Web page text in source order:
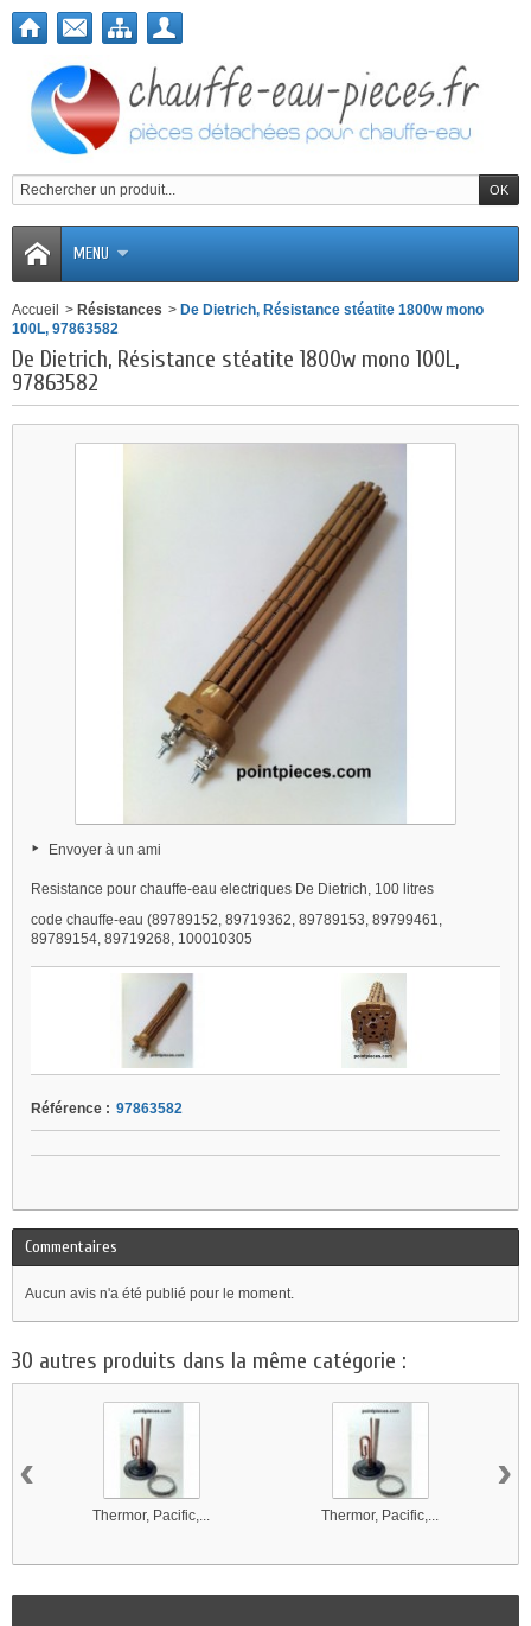
MENU
Accueil > Résistances > De Dietrich, Résistance stéatite 1800w mono
100L, 97863582
De Dietrich, Résistance stéatite 1800w mono 100L,
97863582
Envoyer à un ami
Resistance pour chauffe-eau electriques De Dietrich, 100 litres
code chauffe-eau (89789152, 89719362, 89789153, 89799461,
89789154, 89719268, 100010305
Référence : 97863582
Commentaires
Aucun avis n'a été publié pour le moment.
30 autres produits dans la même catégorie :
Thermor, Pacific,... Thermor, Pacific,...
‹ ›